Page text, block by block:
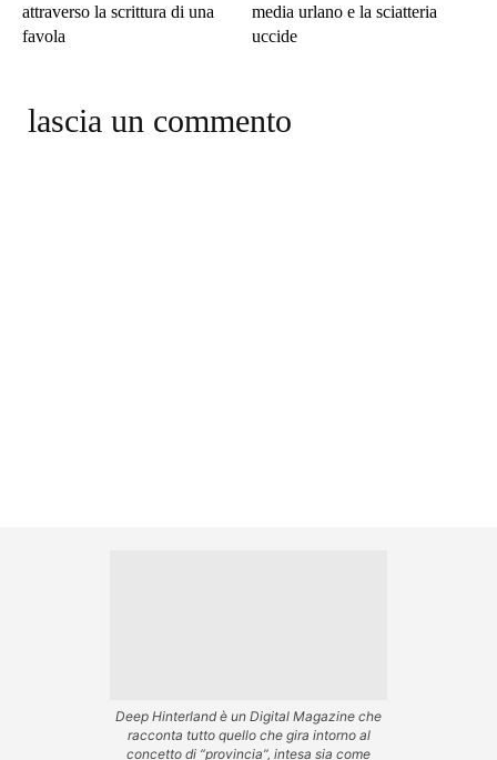
attraverso la scrittura di una
favola
media urlano e la sciatteria
uccide
lascia un commento
Deep Hinterland è un Digital Magazine che
racconta tutto quello che gira intorno al
concetto di “provincia”, intesa sia come